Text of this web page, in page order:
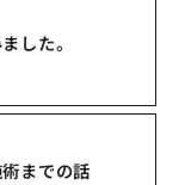
した。
までの話